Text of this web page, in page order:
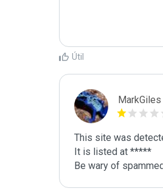
Útil
MarkGiles
This site was
It is listed at *****
Be wary of